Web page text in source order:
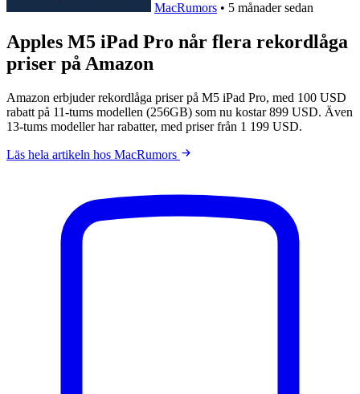
MacRumors • 5 månader sedan
Apples M5 iPad Pro når flera rekordlåga
priser på Amazon
Amazon erbjuder rekordlåga priser på M5 iPad Pro, med 100 USD
rabatt på 11-tums modellen (256GB) som nu kostar 899 USD. Även
13-tums modeller har rabatter, med priser från 1 199 USD.
Läs hela artikeln hos MacRumors